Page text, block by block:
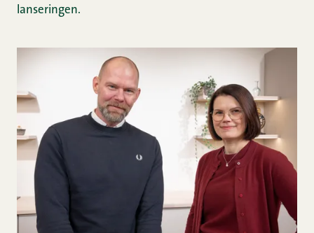
lanseringen.